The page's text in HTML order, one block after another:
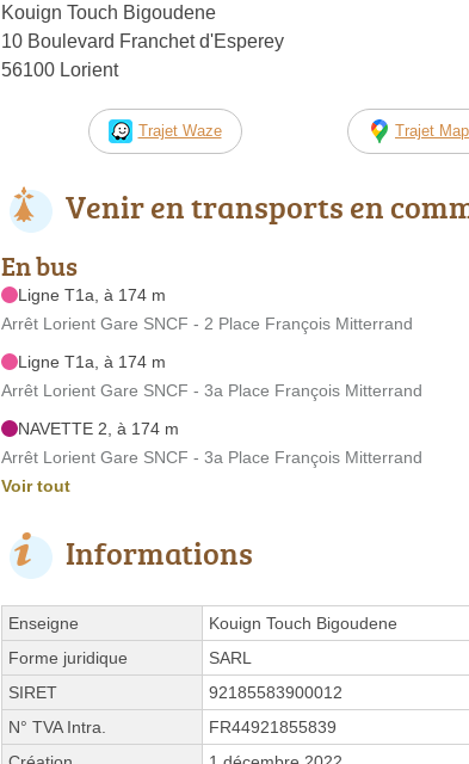
Kouign Touch Bigoudene
10 Boulevard Franchet d'Esperey
56100 Lorient
Trajet Waze Trajet
Venir en transports en
En bus
Ligne T1a, à 174 m
Arrêt Lorient Gare SNCF - 2 Place François Mitterrand
Ligne T1a, à 174 m
Arrêt Lorient Gare SNCF - 3a Place François Mitterrand
NAVETTE 2, à 174 m
Arrêt Lorient Gare SNCF - 3a Place François Mitterrand
Voir tout
Informations
Enseigne
Kouign Touch Bigoudene
Forme juridique
SARL
SIRET
92185583900012
N° TVA Intra.
FR44921855839